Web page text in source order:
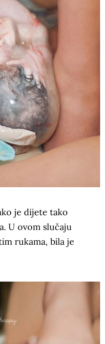
je dijete tako
U ovom slučaju
rukama, bila je